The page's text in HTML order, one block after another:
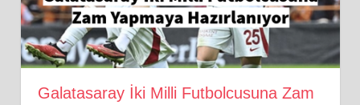
Galatasaray İki Milli Futbolcusuna Zam